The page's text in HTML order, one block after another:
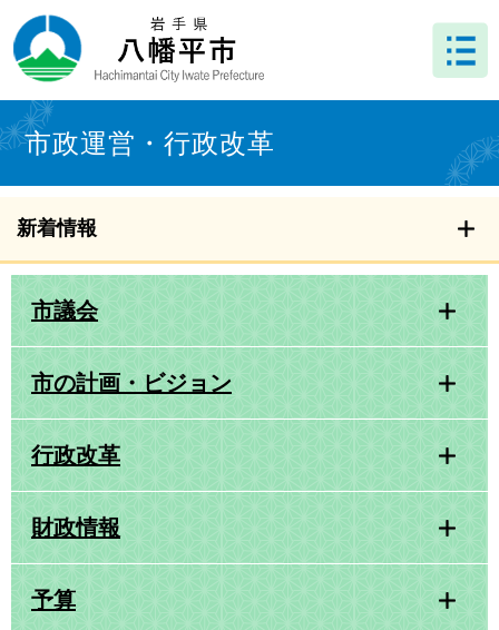
ー
ジ
先
頭
で
ニ
ュ
を
飛
ば
へ
文 市政運営・行政改革
新着情報
市議会
市の計画・ビジョン
行政改革
財政情報
予算